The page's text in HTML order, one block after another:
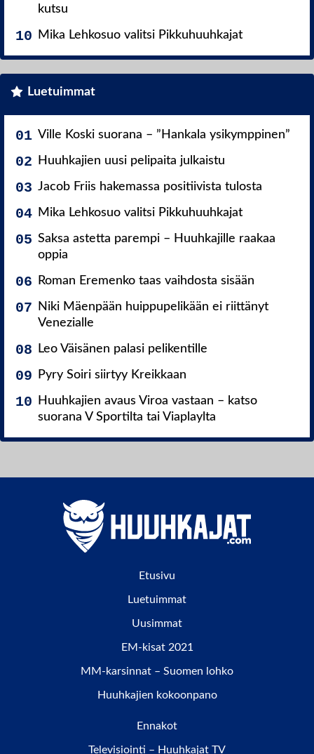
kutsu
Mika Lehkosuo valitsi Pikkuhuuhkajat
Luetuimmat
Ville Koski suorana – ”Hankala ysikymppinen”
Huuhkajien uusi pelipaita julkaistu
Jacob Friis hakemassa positiivista tulosta
Mika Lehkosuo valitsi Pikkuhuuhkajat
Saksa astetta parempi – Huuhkajille raakaa
oppia
Roman Eremenko taas vaihdosta sisään
Niki Mäenpään huippupelikään ei riittänyt
Venezialle
Leo Väisänen palasi pelikentille
Pyry Soiri siirtyy Kreikkaan
Huuhkajien avaus Viroa vastaan – katso
suorana V Sportilta tai Viaplaylta
Etusivu
Luetuimmat
Uusimmat
EM-kisat 2021
MM-karsinnat – Suomen lohko
Huuhkajien kokoonpano
Ennakot
Televisiointi – Huuhkajat TV